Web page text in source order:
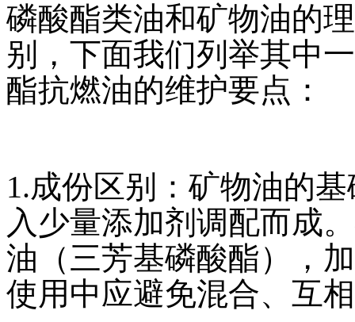
磷酸酯类油和矿物油的
别，下面我们列举其中
酯抗燃油的维护要点：
1.成份区别：矿物油的
入少量添加剂调配而成
油（三芳基磷酸酯），
使用中应避免混合、互